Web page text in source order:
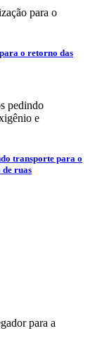
o retorno das
transporte para o
de ruas
para a